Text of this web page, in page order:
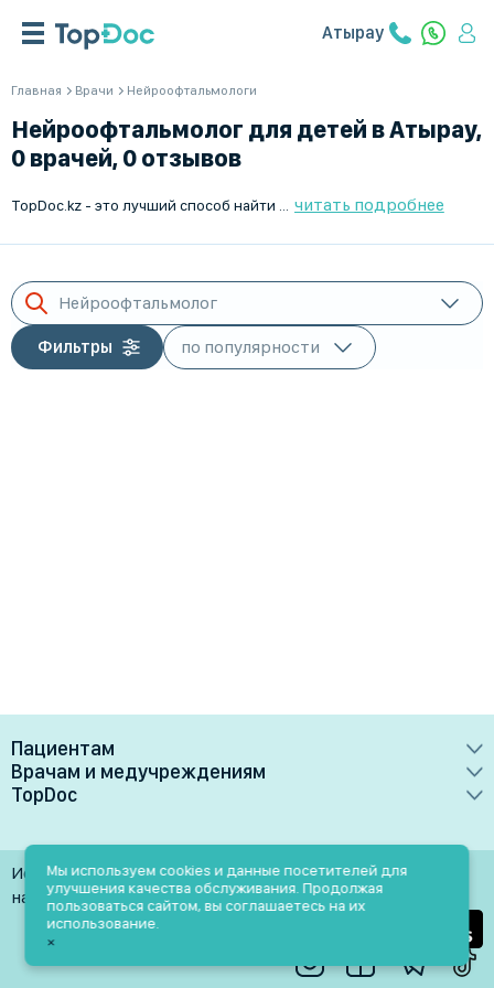
Атырау
Главная Врачи Нейроофтальмологи
Нейроофтальмолог для детей в Атырау,
0 врачей, 0 отзывов
читать подробнее
Нейроофтальмолог
Фильтры
Пациентам
Врачи
Клиники
Лаборатории
Услуги
Блог
Акции и скидки
Врачам и медучреждениям
Преимущества
Медучреждениям
Врачам
TopDoc
Контакты
Помощь
Использование материалов разрешено только при
наличии активной ссылки на источник
Мы используем cookies и данные посетителей для
улучшения качества обслуживания. Продолжая
пользоваться сайтом, вы соглашаетесь на их
использование.
×